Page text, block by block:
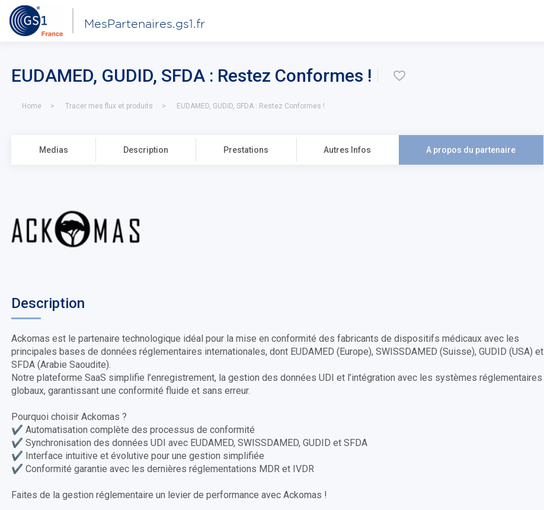
MesPartenaires.gs1.fr
EUDAMED, GUDID, SFDA : Restez Conformes !
Home Tracer mes flux et produits EUDAMED, GUDID, SFDA : Restez Conformes !
Medias Description Prestations Autres Infos A propos du partenaire
Description
Ackomas est le partenaire technologique idéal pour la mise en conformité des fabricants de dispositifs médicaux avec les
principales bases de données réglementaires internationales, dont EUDAMED (Europe), SWISSDAMED (Suisse), GUDID (USA) et
SFDA (Arabie Saoudite).
Notre plateforme SaaS simplifie l’enregistrement, la gestion des données UDI et l’intégration avec les systèmes réglementaires
globaux, garantissant une conformité fluide et sans erreur.
Pourquoi choisir Ackomas ?
✔ Automatisation complète des processus de conformité
✔ Synchronisation des données UDI avec EUDAMED, SWISSDAMED, GUDID et SFDA
✔ Interface intuitive et évolutive pour une gestion simplifiée
✔ Conformité garantie avec les dernières réglementations MDR et IVDR
Faites de la gestion réglementaire un levier de performance avec Ackomas !